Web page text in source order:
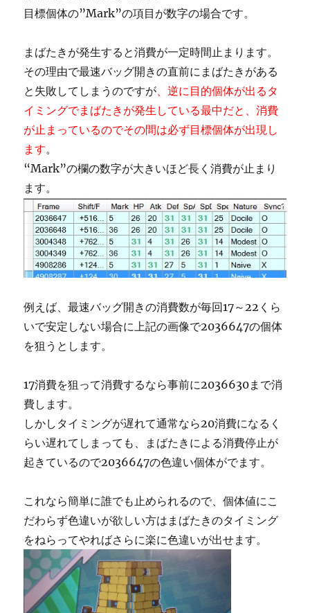
目標個体の”Mark”の項目が数字の場合です。
まばたきが発生すると消費が一定時間止まります。
その理由で最速バッグ開きの直前にまばたきがある
と失敗してしまうのですが、逆に目的個体が出るタ
イミングでまばたきが発生している最中だと、消費
が止まっているのでその間は必ず目標個体が出現し
ます。
“Mark”の欄の数字が大きいほど長く消費が止まり
ます。
例えば、最速バッグ開きの消費数が毎回17～22くら
いで安定しない場合に上記の画像で2036647の個体
を狙うとします。
17消費を狙って消費するなら事前に2036630まで消
費します。
しかしタイミングが遅れて通常なら20消費になるく
らい遅れてしまっても、まばたきによる消費停止が
起きているので2036647の色違い個体がでます。
これなら簡単に誰でも止められるので、個体値にこ
だわらず色違いが欲しい方はまばたきのタイミング
をねらってやればさらに楽に色違いが出せます。